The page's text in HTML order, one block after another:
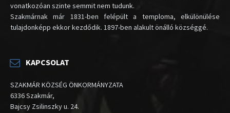
vonatkozóan szinte semmit nem tudunk.
Szakmárnak már 1831-ben felépült a temploma, elkülönülése
tulajdonképp ekkor kezdődik. 1897-ben alakult önálló községgé.
KAPCSOLAT
SZAKMÁR KÖZSÉG ÖNKORMÁNYZATA
6336 Szakmár,
Bajcsy Zsilinszky u. 24.